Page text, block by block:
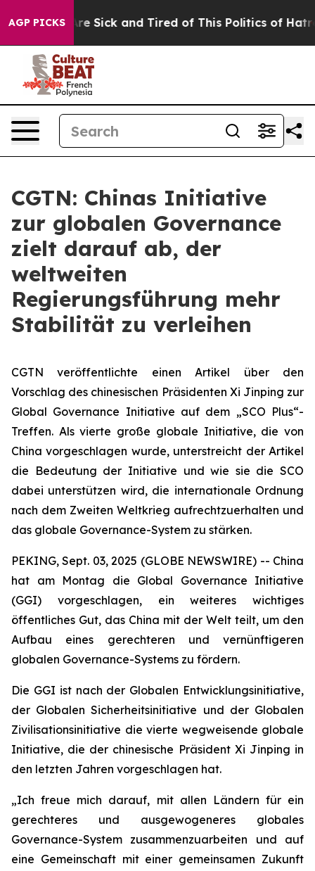
AGP PICKSAre Sick and Tired of This Politics of Hatred”
CGTN: Chinas Initiative
zur globalen Governance
zielt darauf ab, der
weltweiten
Regierungsführung mehr
Stabilität zu verleihen
CGTN veröffentlichte einen Artikel über den
Vorschlag des chinesischen Präsidenten Xi Jinping zur
Global Governance Initiative auf dem „SCO Plus“-
Treffen. Als vierte große globale Initiative, die von
China vorgeschlagen wurde, unterstreicht der Artikel
die Bedeutung der Initiative und wie sie die SCO
dabei unterstützen wird, die internationale Ordnung
nach dem Zweiten Weltkrieg aufrechtzuerhalten und
das globale Governance-System zu stärken.
PEKING, Sept. 03, 2025 (GLOBE NEWSWIRE) -- China
hat am Montag die Global Governance Initiative
(GGI) vorgeschlagen, ein weiteres wichtiges
öffentliches Gut, das China mit der Welt teilt, um den
Aufbau eines gerechteren und vernünftigeren
globalen Governance-Systems zu fördern.
Die GGI ist nach der Globalen Entwicklungsinitiative,
der Globalen Sicherheitsinitiative und der Globalen
Zivilisationsinitiative die vierte wegweisende globale
Initiative, die der chinesische Präsident Xi Jinping in
den letzten Jahren vorgeschlagen hat.
„Ich freue mich darauf, mit allen Ländern für ein
gerechteres und ausgewogeneres globales
Governance-System zusammenzuarbeiten und auf
eine Gemeinschaft mit einer gemeinsamen Zukunft